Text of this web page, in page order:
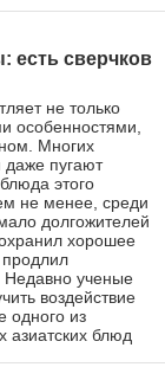
есть сверчков
не только
особенностями,
Многих
даже пугают
этого
не менее, среди
долгожителей
хорошее
продлил
Недавно ученые
воздействие
одного из
азиатских блюд